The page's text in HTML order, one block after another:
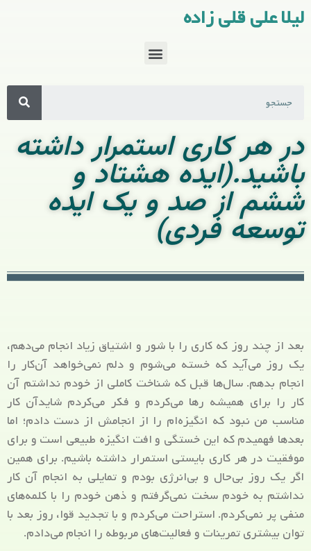
لیلا علی قلی زاده
در هر کاری استمرار داشته
باشید.(ایده هشتاد و
ششم از صد و یک ایده
توسعه فردی)
بعد از چند روز که کاری را با شور و اشتیاق زیاد انجام می‌دهم،
یک روز می‌آید که خسته می‌شوم و دلم نمی‌خواهد آن‌کار را
انجام بدهم. سال‌ها قبل که شناخت کاملی از خودم نداشتم آن
کار را برای همیشه رها می‌کردم و فکر می‌کردم شایدآن کار
مناسب من نبود که انگیزه‌ام را از انجامش از دست دادم؛ اما
بعدها فهمیدم که این خستگی و افت انگیزه طبیعی است و برای
موفقیت در هر کاری بایستی استمرار داشته باشیم. برای همین
اگر یک روز بی‌حال و بی‌انرژی بودم و تمایلی به انجام آن کار
نداشتم به خودم سخت نمی‌گرفتم و ذهن خودم را با کلمه‌های
منفی پر نمی‌کردم. استراحت می‌کردم و با تجدید قوا، روز بعد با
توان بیشتری تمرینات و فعالیت‌های مربوطه را انجام می‌دادم.